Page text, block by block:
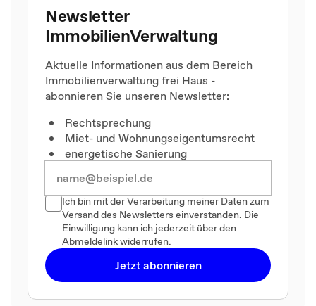
Newsletter
ImmobilienVerwaltung
Aktuelle Informationen aus dem Bereich
Immobilienverwaltung frei Haus -
abonnieren Sie unseren Newsletter:
Rechtsprechung
Miet- und Wohnungseigentumsrecht
energetische Sanierung
Ich bin mit der Verarbeitung meiner Daten zum
Versand des Newsletters einverstanden. Die
Einwilligung kann ich jederzeit über den
Abmeldelink widerrufen.
Jetzt abonnieren